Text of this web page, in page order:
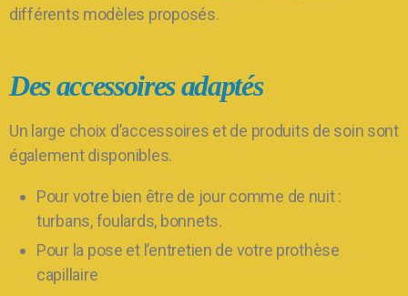
différents modèles proposés.
Des accessoires adaptés
Un large choix d’accessoires et de produits de soin sont
également disponibles.
Pour votre bien être de jour comme de nuit :
turbans, foulards, bonnets.
Pour la pose et l’entretien de votre prothèse
capillaire